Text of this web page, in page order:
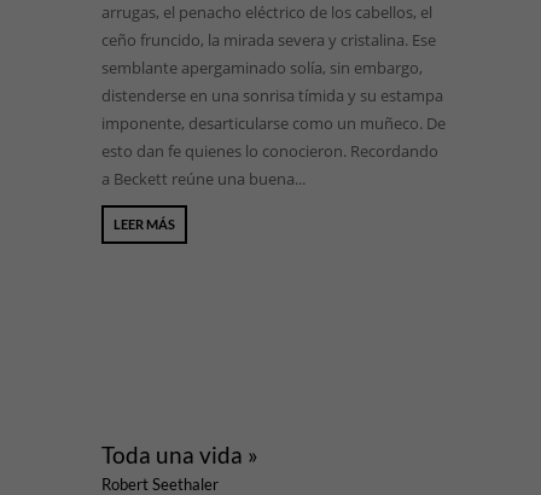
arrugas, el penacho eléctrico de los cabellos, el
ceño fruncido, la mirada severa y cristalina. Ese
semblante apergaminado solía, sin embargo,
distenderse en una sonrisa tímida y su estampa
imponente, desarticularse como un muñeco. De
esto dan fe quienes lo conocieron. Recordando
a Beckett reúne una buena...
LEER MÁS
Toda una vida »
Robert Seethaler